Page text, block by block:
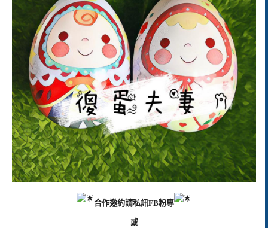
合作邀約請私訊FB粉專
或